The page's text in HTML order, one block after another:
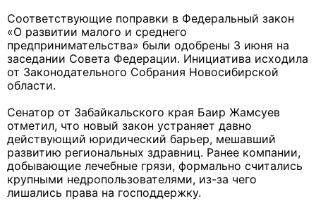
Соответствующие поправки в Федеральный закон
«О развитии малого и среднего
предпринимательства» были одобрены 3 июня на
заседании Совета Федерации. Инициатива исходила
от Законодательного Собрания Новосибирской
области.
Сенатор от Забайкальского края Баир Жамсуев
отметил, что новый закон устраняет давно
действующий юридический барьер, мешавший
развитию региональных здравниц. Ранее компании,
добывающие лечебные грязи, формально считались
крупными недропользователями, из-за чего
лишались права на господдержку.